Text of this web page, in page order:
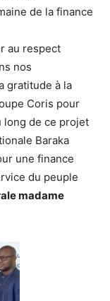
de la finance
au respect
nos
gratitude à la
Coris pour
long de ce projet
Baraka
une finance
du peuple
madame